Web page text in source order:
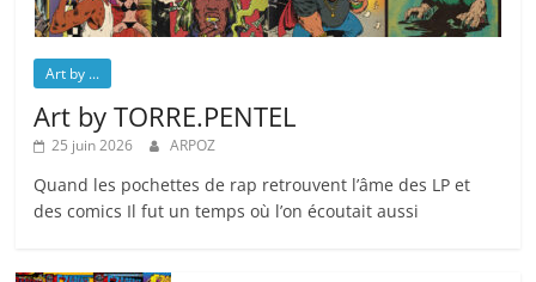
Art by ...
Art by TORRE.PENTEL
25 juin 2026 ARPOZ
Quand les pochettes de rap retrouvent l’âme des LP et
des comics Il fut un temps où l’on écoutait aussi